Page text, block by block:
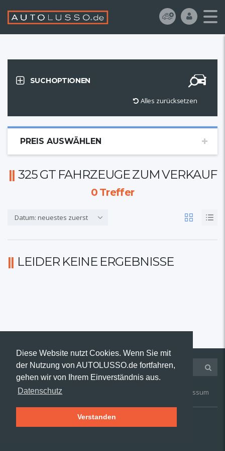
Diese Website nutzt Cookies. Wenn Sie mit
der Nutzung von AUTOLUSSO.de fortfahren,
gehen wir von Ihrem Einverständnis aus.
Datenschutz
Verstanden
SUCHOPTIONEN
Alles zurücksetzen
PREIS AUSWÄHLEN
325 GT FAHRZEUGE ZUM VERKAUF
0Treffer
Datum: neuestes zuerst
LEIDER KEINE ERGEBNISSE
Kontakt AGB Impressum
© 2019 AUTOLUSSO.de | Alle Rechte vorbehalten.